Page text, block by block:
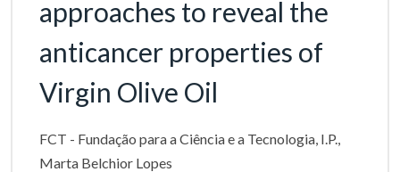
approaches to reveal the
anticancer properties of
Virgin Olive Oil
FCT - Fundação para a Ciência e a Tecnologia, I.P.,
Marta Belchior Lopes